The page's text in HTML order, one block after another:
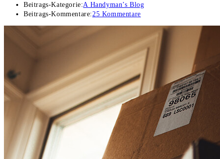
Beitrags-Kategorie:A Handyman’s Blog
Beitrags-Kommentare:25 Kommentare